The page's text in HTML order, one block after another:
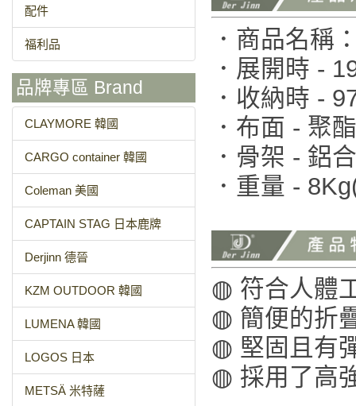
配件
福利品
品牌專區 Brand
CLAYMORE 韓國
CARGO container 韓國
Coleman 美國
CAPTAIN STAG 日本鹿牌
Derjinn 德晉
KZM OUTDOOR 韓國
LUMENA 韓國
LOGOS 日本
METSÄ 米特薩
．商品名稱
．展開時 -
．收納時 -
．布面 - 聚
．骨架 - 鋁
．重量 -
◍ 符合人體
◍ 簡便的折
◍ 堅固且有
◍ 採用了高